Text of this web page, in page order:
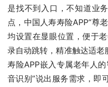
是找不到入口，不知道业
点，中国人寿寿险APP“尊
均设置在显眼位置，便于
录自动跳转，精准触达适老
寿险APP嵌入专属老年人
音识别”说出服务需求，即